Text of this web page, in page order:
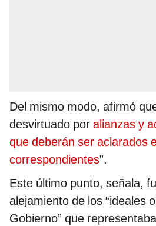
Del mismo modo, afirmó
desvirtuado por alianzas y
que deberán ser aclarados
correspondientes”.
Este último punto, señala,
alejamiento de los “ideales
Gobierno” que